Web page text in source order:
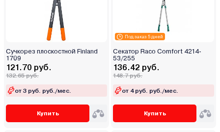
Сучкорез плоскостной Finland
1709
121.70 руб.
132.65 руб.
от 3 руб. руб./мес.
Купить
Под заказ 5 дней
Секатор Raco Comfort 4214-
53/255
136.42 руб.
148.7 руб.
от 4 руб. руб./мес.
Купить